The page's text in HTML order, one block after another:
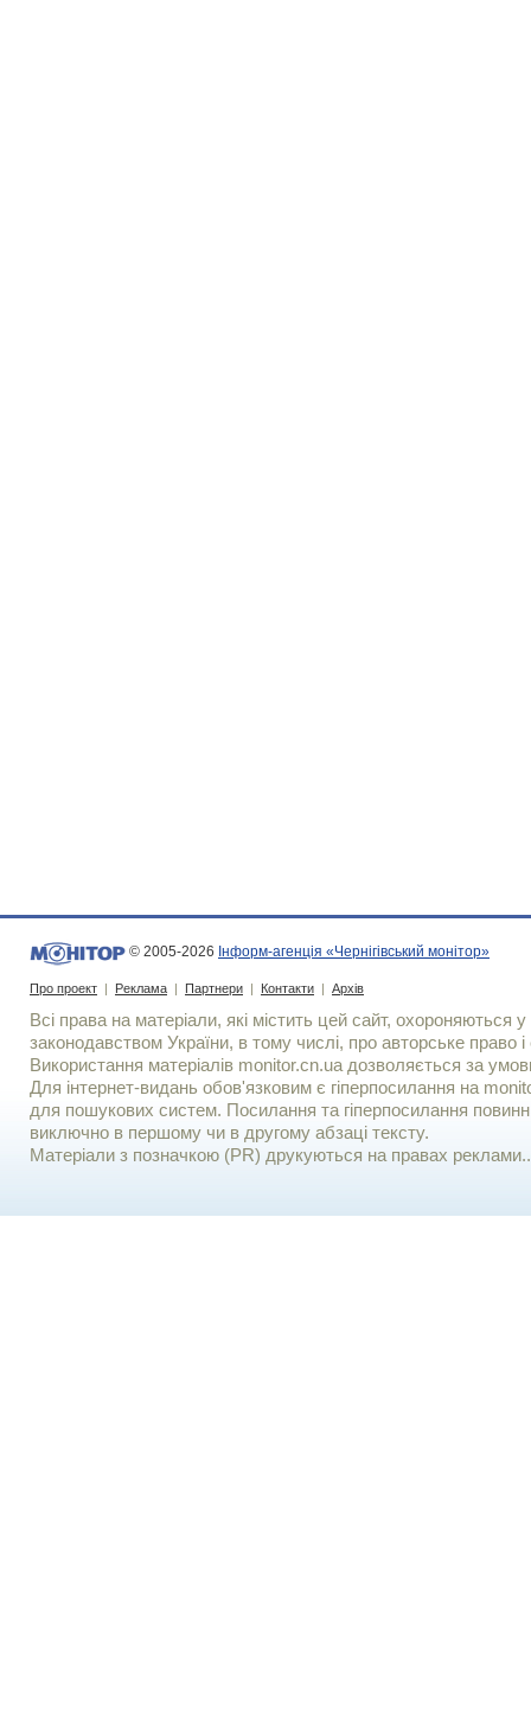
© 2005-2026 Інформ-агенція «Чернігівський монітор»
Про проект | Реклама | Партнери | Контакти | Архів
Всі права на матеріали, які містить цей сайт, охороняються у
законодавством України, в тому числі, про авторське право і
Використання матерiалiв monitor.cn.ua дозволяється за
Для iнтернет-видань обов'язковим є гiперпосилання на
для пошукових систем. Посилання та гіперпосилання
виключно в першому чи в другому абзаці тексту.
Матеріали з позначкою (PR) друкуються на правах реклами..